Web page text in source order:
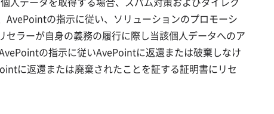
AvePointの指示に従い、ソリューションのプロモーシ
ラーが自身の義務の履行に際し当該個人データへのア
の指示に従いAvePointに返還または破棄しなけ
に返還または廃棄されたことを証する証明書にリセ